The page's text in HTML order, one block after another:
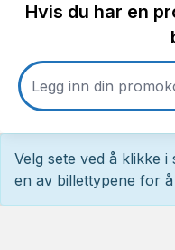
Hvis du har en
Velg sete ved å klikke
en av billettypene for